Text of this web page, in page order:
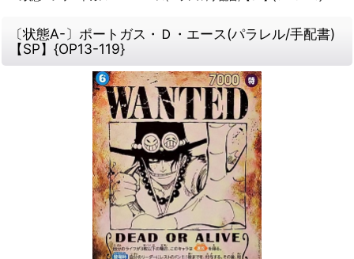
〔状態A-〕ポートガス・Ｄ・エース(パラレル/手配書)
【SP】{OP13-119}